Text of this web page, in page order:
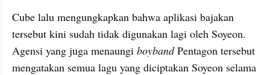
Cube lalu mengungkapkan bahwa aplikasi bajakan
tersebut kini sudah tidak digunakan lagi oleh Soyeon.
Agensi yang juga menaungi boyband Pentagon tersebut
mengatakan semua lagu yang diciptakan Soyeon selama